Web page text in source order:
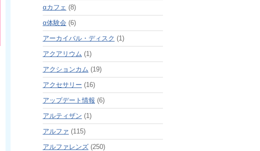
αカフェ (8)
α体験会 (6)
アーカイバル・ディスク (1)
アクアリウム (1)
アクションカム (19)
アクセサリー (16)
アップデート情報 (6)
アルティザン (1)
アルファ (115)
アルファレンズ(250)